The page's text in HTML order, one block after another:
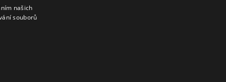
našich
souborů